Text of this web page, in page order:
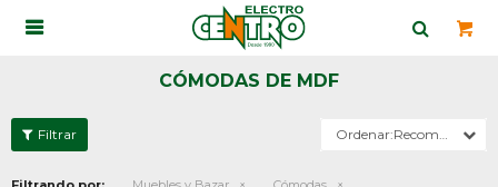

CÓMODAS DE MDF
Recomendados